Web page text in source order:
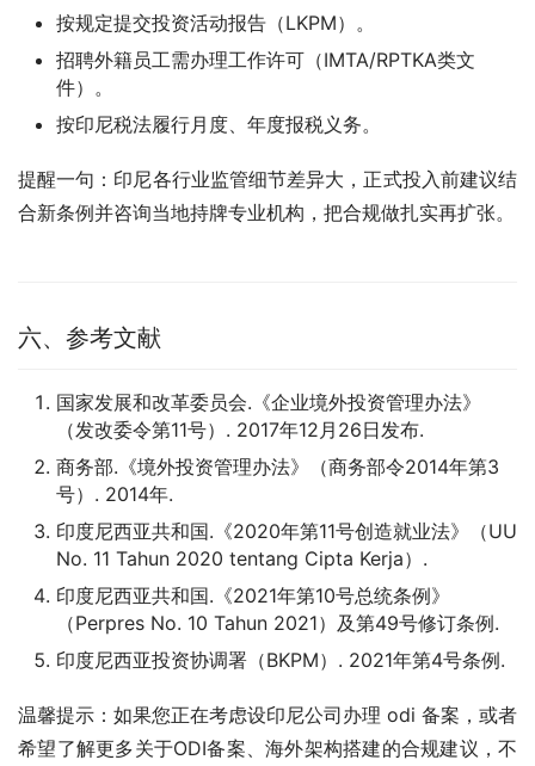
按规定提交投资活动报告（LKPM）。
招聘外籍员工需办理工作许可（IMTA/RPTKA类文
件）。
按印尼税法履行月度、年度报税义务。
提醒一句：印尼各行业监管细节差异大，正式投入前建议结
合新条例并咨询当地持牌专业机构，把合规做扎实再扩张。
六、参考文献
国家发展和改革委员会.《企业境外投资管理办法》
（发改委令第11号）. 2017年12月26日发布.
商务部.《境外投资管理办法》（商务部令2014年第3
号）. 2014年.
印度尼西亚共和国.《2020年第11号创造就业法》（UU
No. 11 Tahun 2020 tentang Cipta Kerja）.
印度尼西亚共和国.《2021年第10号总统条例》
（Perpres No. 10 Tahun 2021）及第49号修订条例.
印度尼西亚投资协调署（BKPM）. 2021年第4号条例.
温馨提示：如果您正在考虑设印尼公司办理 odi 备案，或者
希望了解更多关于ODI备案、海外架构搭建的合规建议，不